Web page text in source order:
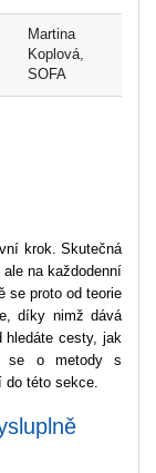
Martina
Koplová,
SOFA
krok. Skutečná
na každodenní
se proto od teorie
díky nimž dává
cesty, jak
se o metody s
této sekce.